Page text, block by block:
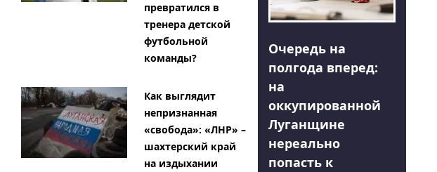
превратился в
тренера детской
футбольной
команды?
Как выглядит
непризнанная
«свобода»: «ЛНР» –
шахтерский край
на издыхании
Очередь на
полгода вперед:
на
оккупированной
Луганщине
нереально
попасть к